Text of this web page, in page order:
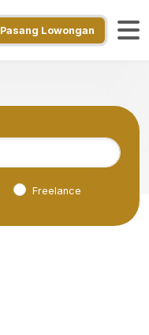
Pasang Lowongan
Freelance